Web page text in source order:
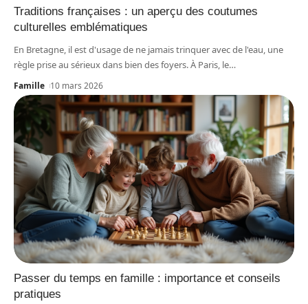
Traditions françaises : un aperçu des coutumes
culturelles emblématiques
En Bretagne, il est d'usage de ne jamais trinquer avec de l'eau, une
règle prise au sérieux dans bien des foyers. À Paris, le…
Famille 10 mars 2026
Passer du temps en famille : importance et conseils
pratiques